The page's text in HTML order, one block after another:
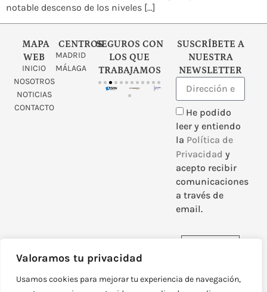
Valoramos tu privacidad
Usamos cookies para mejorar tu experiencia de navegación,
notable descenso de los niveles […]
MAPA
WEB
INICIO
NOSOTROS
NOTICIAS
CONTACTO
CENTROS
MADRID
MÁLAGA
SEGUROS CON
LOS QUE
TRABAJAMOS
SUSCRÍBETE A
NUESTRA
NEWSLETTER
He podido
leer y entiendo
la Política de
Privacidad y
acepto recibir
comunicaciones
a través de
email.